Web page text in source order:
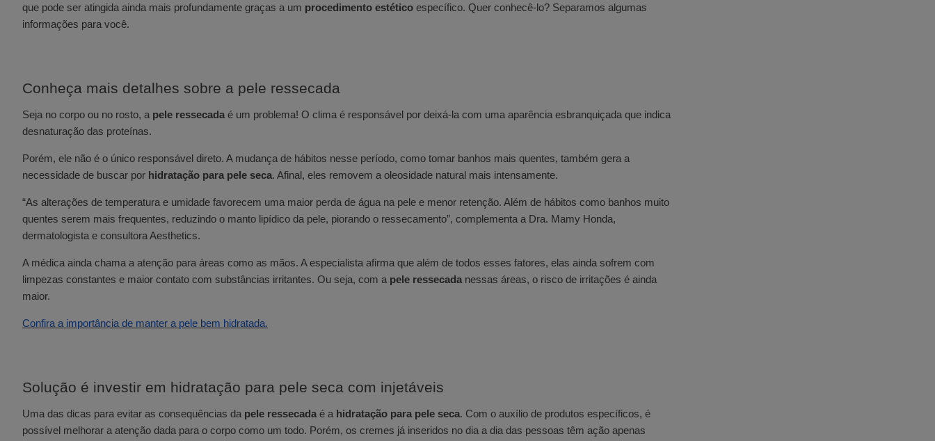
que pode ser atingida ainda mais profundamente graças a um procedimento estético específico. Quer conhecê-lo? Separamos algumas
informações para você.
Conheça mais detalhes sobre a pele ressecada
Seja no corpo ou no rosto, a pele ressecada é um problema! O clima é responsável por deixá-la com uma aparência esbranquiçada que indica
desnaturação das proteínas.
Porém, ele não é o único responsável direto. A mudança de hábitos nesse período, como tomar banhos mais quentes, também gera a
necessidade de buscar por hidratação para pele seca. Afinal, eles removem a oleosidade natural mais intensamente.
“As alterações de temperatura e umidade favorecem uma maior perda de água na pele e menor retenção. Além de hábitos como banhos muito
quentes serem mais frequentes, reduzindo o manto lipídico da pele, piorando o ressecamento”, complementa a Dra. Mamy Honda,
dermatologista e consultora Aesthetics.
A médica ainda chama a atenção para áreas como as mãos. A especialista afirma que além de todos esses fatores, elas ainda sofrem com
limpezas constantes e maior contato com substâncias irritantes. Ou seja, com a pele ressecada nessas áreas, o risco de irritações é ainda
maior.
Confira a importância de manter a pele bem hidratada.
Solução é investir em hidratação para pele seca com injetáveis
Uma das dicas para evitar as consequências da pele ressecada é a hidratação para pele seca. Com o auxílio de produtos específicos, é
possível melhorar a atenção dada para o corpo como um todo. Porém, os cremes já inseridos no dia a dia das pessoas têm ação apenas